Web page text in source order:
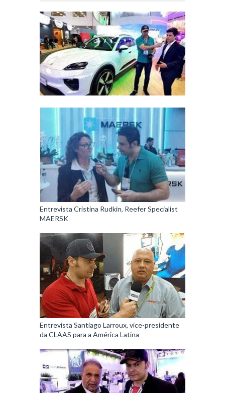
Entrevista Cristina Rudkin, Reefer Specialist
MAERSK
Entrevista Santiago Larroux, vice-presidente
da CLAAS para a América Latina